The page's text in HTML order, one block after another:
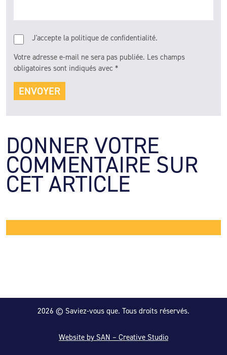
Votre adresse e-mail ne sera pas publiée. Les champs
obligatoires sont indiqués avec *
J'accepte la politique de confidentialité.
DONNER VOTRE
COMMENTAIRE SUR
CET ARTICLE
2026 © Saviez-vous que. Tous droits réservés.
Website by SAN – Creative Studio